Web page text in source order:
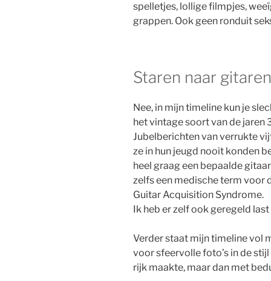
spelletjes, lollige filmpjes,
grappen. Ook geen ronduit
Staren naar gitaren
Nee, in mijn timeline kun je
het vintage soort van de jaren
Jubelberichten van verrukte
ze in hun jeugd nooit konden
heel graag een bepaalde
zelfs een medische term voor
Guitar Acquisition Syndrome.
Ik heb er zelf ook geregeld last
Verder staat mijn timeline vol
voor sfeervolle foto’s in de
rijk maakte, maar dan met